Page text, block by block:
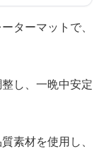
ターマットで、
し、一晩中安定
素材を使用し、